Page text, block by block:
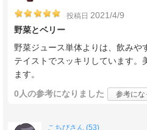
投稿日 2021/4/9
野菜とベリー
野菜ジュース単体よりは、飲みや
テイストでスッキリしています。
ます。
0人の参考になりました 参考にな
こちびさん (53)